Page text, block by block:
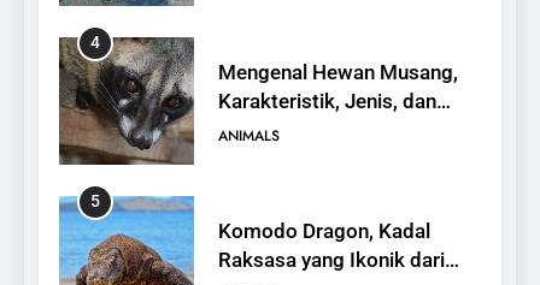
4
Mengenal Hewan Musang,
Karakteristik, Jenis, dan
Peran dalam Ekosistem
ANIMALS
5
Komodo Dragon, Kadal
Raksasa yang Ikonik dari